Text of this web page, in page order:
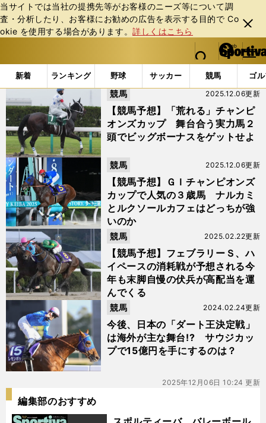
当サイトでは当社の提携先等がお客様のニーズ等について調
査・分析したり、お客様にお勧めの広告を表⽰する⽬的で Co
okie を使⽤する場合があります。詳しくはこちら
閉じ
る
web Sportiva (webスポルティーバ)
検索
マイペ
ー
ジ
メニュ
新着 ランキング 野球 サッカー 競馬 ゴ
b
ス
ル
テ
ィ
ー
バ
「#ダート王決定戦」の最新ニュース・ 情報
【競馬予想】「荒れる」チャンピ
オンズカップ 舞台合う実力馬２
頭でビッグボーナスをゲットせよ
2025.12.06更新
競馬
【競馬予想】ＧＩチャンピオンズ
カップで人気の３歳馬 ナルカミ
とルクソールカフェはどっちが強
いのか
2025.12.06更新
競馬
【競馬予想】フェブラリーＳ、ハ
イペースの消耗戦が予想される今
年も末脚自慢の伏兵が高配当を運
んでくる
2025.02.22更新
競馬
今後、日本の「ダート王決定戦」
は海外が主な舞台!? サウジカッ
プで15億円を手にするのは？
2024.02.24更新
競馬
2025年12月06日 10:24 更新
編集部のおすすめ